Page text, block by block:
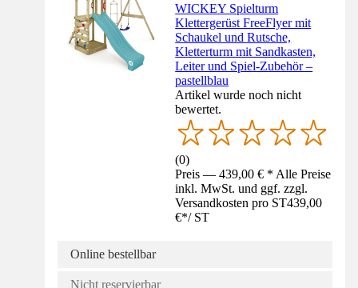
WICKEY Spielturm
Klettergerüst FreeFlyer mit
Schaukel und Rutsche,
Kletterturm mit Sandkasten,
Leiter und Spiel-Zubehör –
pastellblau
Artikel wurde noch nicht
bewertet.
(0)
Preis — 439,00 € * Alle Preise
inkl. MwSt. und ggf. zzgl.
Versandkosten pro ST439,00
€*/ ST
Online bestellbar
Nicht reservierbar